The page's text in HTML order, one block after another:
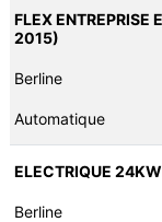
FLEX ENTREPRISE
2015)
Berline
Automatique
ELECTRIQUE
Berline